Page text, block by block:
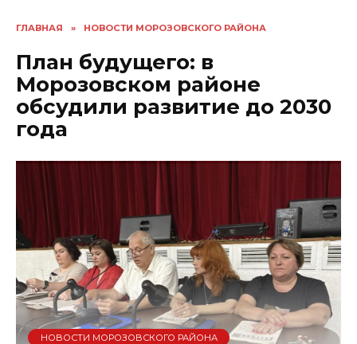
ГЛАВНАЯ » НОВОСТИ МОРОЗОВСКОГО РАЙОНА
План будущего: в
Морозовском районе
обсудили развитие до 2030
года
НОВОСТИ МОРОЗОВСКОГО РАЙОНА